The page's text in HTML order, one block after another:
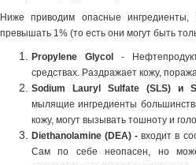
Ниже приводим опасные
превышать 1% (то есть они могут быть
Propylene Glycol -
средствах. Раздражает кожу,
Sodium
Lauryl Sulfate (SLS) и
мылящие ингредиенты
кожу, могут вызывать тошноту и
Diethanolamine (DEA) -входит в
Сам по себе неопасен, но